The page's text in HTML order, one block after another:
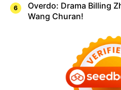
Overdo: Drama Billing
Wang Churan!